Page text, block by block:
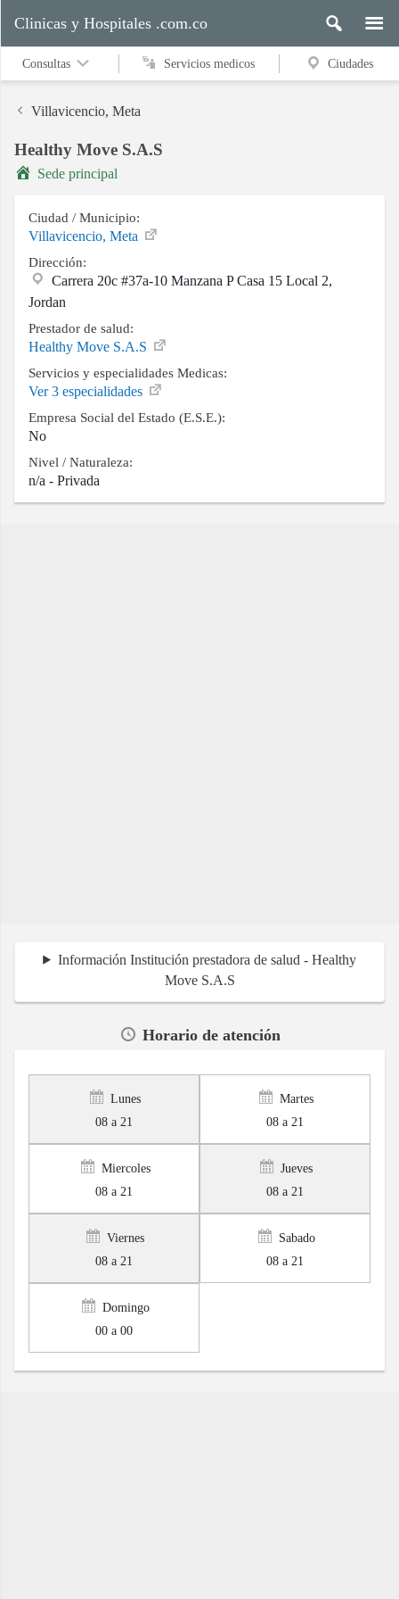
Servicios
medicos
Buscar
Contacto
Clinicas y Hospitales .com.co
Consultas Servicios medicos Ciudades
Villavicencio, Meta
Healthy Move S.A.S
Sede principal
Ciudad / Municipio:
Villavicencio, Meta
Dirección:
Carrera 20c #37a-10 Manzana P Casa 15 Local 2,
Jordan
Prestador de salud:
Healthy Move S.A.S
Servicios y especialidades Medicas:
Ver 3 especialidades
Empresa Social del Estado (E.S.E.):
No
Nivel / Naturaleza:
n/a - Privada
Información Institución prestadora de salud - Healthy
Move S.A.S
Horario de atención
Lunes
08 a 21
Martes
08 a 21
Miercoles
08 a 21
Jueves
08 a 21
Viernes
08 a 21
Sabado
08 a 21
Domingo
00 a 00